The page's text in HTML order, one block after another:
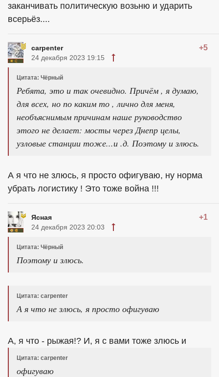
заканчивать политическую возьню и ударить
всерьёз....
carpenter +5
24 декабря 2023 19:15
Цитата: Чёрный
Ребята, это и так очевидно. Причём , я думаю,
для всех, но по каким то , лично для меня,
необъяснимым причинам наше руководство
этого не делает: мосты через Днепр целы,
узловые станции тоже...и .д. Поэтому и злюсь.
А я что не злюсь, я просто офигуваю, ну норма
убрать логистику ! Это тоже война !!!
Ясная +1
24 декабря 2023 20:03
Цитата: Чёрный
Поэтому и злюсь.
Цитата: carpenter
А я что не злюсь, я просто офигуваю
А, я что - рыжая!? И, я с вами тоже злюсь и
Цитата: carpenter
офигуваю